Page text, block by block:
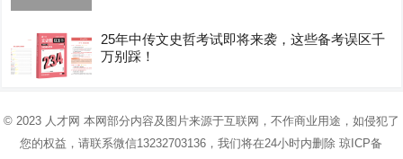
25年中传文史哲考试即将来袭，这些备考误区千
万别踩！
© 2023 人才网 本网部分内容及图片来源于互联网，不作商业用途，如侵犯了
您的权益，请联系微信13232703136，我们将在24小时内删除琼ICP备